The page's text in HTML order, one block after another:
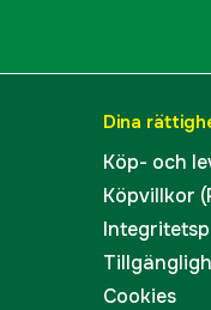
Dina
Köp- och
Köpvillkor
Cookies